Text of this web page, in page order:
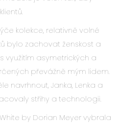
kolekce, relativně volné
bylo zachovat ženskost a
využitím asymetrických a
převážně mým lidem.
navrhnout, Janka, Lenka a
střihy a technologii.
by Dorian Meyer vybrala